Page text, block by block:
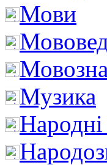
Мови
Музика